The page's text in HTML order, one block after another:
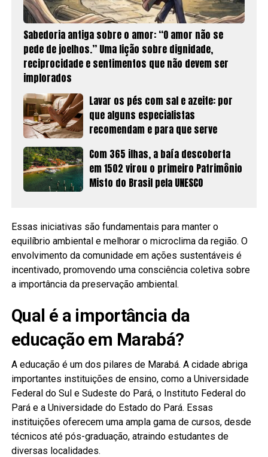
Sabedoria antiga sobre o amor: “O amor não se
pede de joelhos.” Uma lição sobre dignidade,
reciprocidade e sentimentos que não devem ser
implorados
Lavar os pés com sal e azeite: por
que alguns especialistas
recomendam e para que serve
Com 365 ilhas, a baía descoberta
em 1502 virou o primeiro Patrimônio
Misto do Brasil pela UNESCO
Essas iniciativas são fundamentais para manter o
equilíbrio ambiental e melhorar o microclima da região. O
envolvimento da comunidade em ações sustentáveis é
incentivado, promovendo uma consciência coletiva sobre
a importância da preservação ambiental.
Qual é a importância da
educação em Marabá?
A educação é um dos pilares de Marabá. A cidade abriga
importantes instituições de ensino, como a Universidade
Federal do Sul e Sudeste do Pará, o Instituto Federal do
Pará e a Universidade do Estado do Pará. Essas
instituições oferecem uma ampla gama de cursos, desde
técnicos até pós-graduação, atraindo estudantes de
diversas localidades.